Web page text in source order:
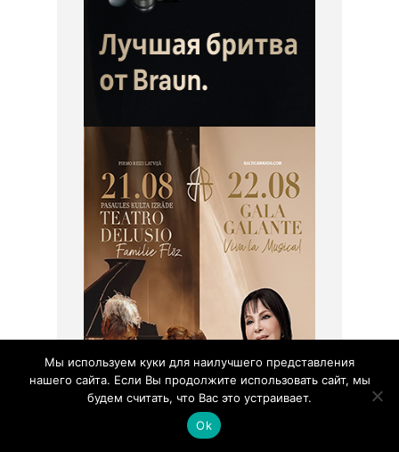
Мы используем куки для наилучшего представления
нашего сайта. Если Вы продолжите использовать сайт, мы
будем считать, что Вас это устраивает.
Ok